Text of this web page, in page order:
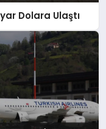
Dolara Ulaştı